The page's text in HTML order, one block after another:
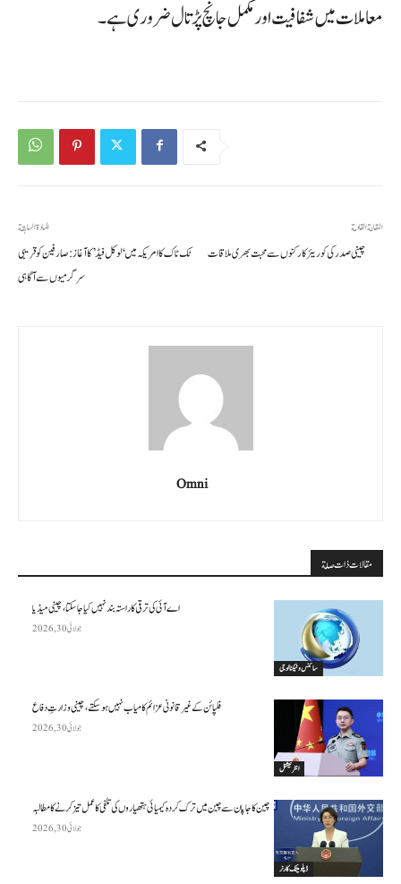
معاملات میں شفافیت اور مکمل جانچ پڑتال ضروری ہے۔
المادة السابقة
ٹک ٹاک کا امریکہ میں ‘لوکل فیڈ’ کا آغاز: صارفین کو قریبی
سرگرمیوں سے آگاہی
المقالة القادمة
چینی صدر کی کوریئر کارکنوں سے محبت بھری ملاقات
Omni
مقالات ذات صلة
سائنس وٹیکنالوجی
اے آئی کی ترقی کا راستہ بند نہیں کیا جا سکتا، چینی میڈیا
جولائی 30, 2026
انٹرنیشنل
فلپائن کے غیر قانونی عزائم کامیاب نہیں ہو سکتے ، چینی وزارتِ دفاع
جولائی 30, 2026
ڈپلومیٹک کارنر
چین کا جاپان سے چین میں ترک کردہ کیمیائی ہتھیاروں کی تلفی کا عمل تیز کرنے کا مطالبہ
جولائی 30, 2026